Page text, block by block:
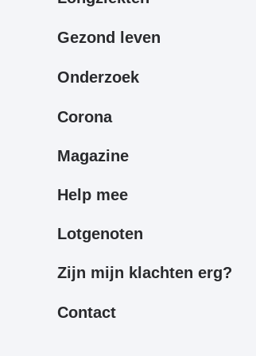
Gezond leven
Onderzoek
Corona
Magazine
Help mee
Lotgenoten
Zijn mijn klachten erg?
Contact